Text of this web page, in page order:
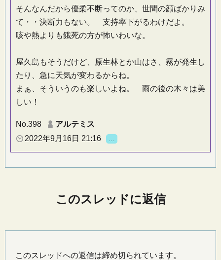
そんなんだから優柔不断ってのか、世間の顔ばかりみ
て・・決断力もない。 支持率下がるわけだよ。
咳や熱よりも餓死の方が怖いわいな。
屋久島もそうだけど、原生林とか山はさ、霧が発生し
たり、急に天気が変わるからね。
まぁ、そういうのも楽しいよね。 雨の後の木々は美
しい！
No.398
アルテミス
2022年9月16日 21:16
このスレッドに返信
このスレッドへの返信は締め切られています。